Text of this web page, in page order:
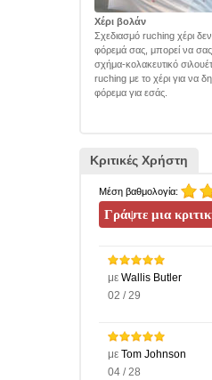
Χέρι βολάν
Σχεδιασμό ruching χέρι
φόρεμά σας, μπορεί να
σχήμα-κολακευτικό
ruching με το χέρι για να
φόρεμα για εσάς.
Κριτικές Χρήστη
Μέση βαθμολογία:
με Wallis Butler
02 / 29
με Tom Johnson
04 / 28